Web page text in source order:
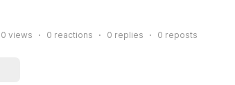
0 views 0 reactions 0 replies 0 reposts